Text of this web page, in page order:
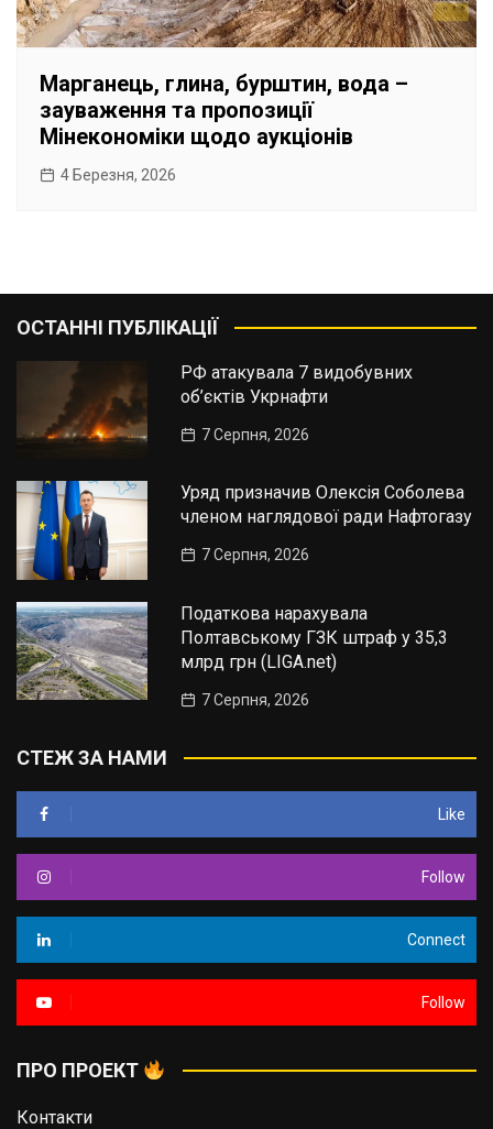
Марганець, глина, бурштин, вода –
зауваження та пропозиції
Мінекономіки щодо аукціонів
4 Березня, 2026
ОСТАННІ ПУБЛІКАЦІЇ
РФ атакувала 7 видобувних
об’єктів Укрнафти
7 Серпня, 2026
Уряд призначив Олексія Соболева
членом наглядової ради Нафтогазу
7 Серпня, 2026
Податкова нарахувала
Полтавському ГЗК штраф у 35,3
млрд грн (LIGA.net)
7 Серпня, 2026
СТЕЖ ЗА НАМИ
Like
Follow
Connect
Follow
ПРО ПРОЕКТ
Контакти